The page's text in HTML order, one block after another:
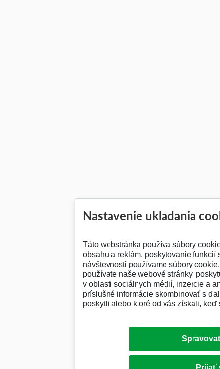
Nastavenie ukladania
Táto webstránka používa súbory
obsahu a reklám, poskytovanie funkcií
návštevnosti používame súbory
používate naše webové stránky,
v oblasti sociálnych médií, inzercie a
príslušné informácie skombinovať s
poskytli alebo ktoré od vás získali, keď
Prijať